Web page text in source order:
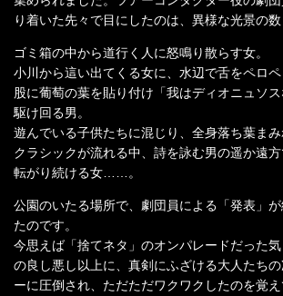
り着いた先々で目にしたのは、異様な光景の数
ゴミ箱の中から道行く人に怒鳴り散らす女。
小川から這い出てくる女に、水辺で舌をペロペ
股に葡萄の葉を貼り付け「我はディオニュソ
駆け回る男。
遊んでいる子供たちに混じり、全身落ち葉まみ
クラシックが流れる中、詩を詠む男の遥か遠
転がり続ける女……。
公園のいたる場所で、劇団員による「発表」
たのです。
今思えば「捨てネタ」のオンパレードだった
の良し悪し以上に、真剣にふざける大人たち
ーに圧倒され、ただただワクワクしたのを覚え